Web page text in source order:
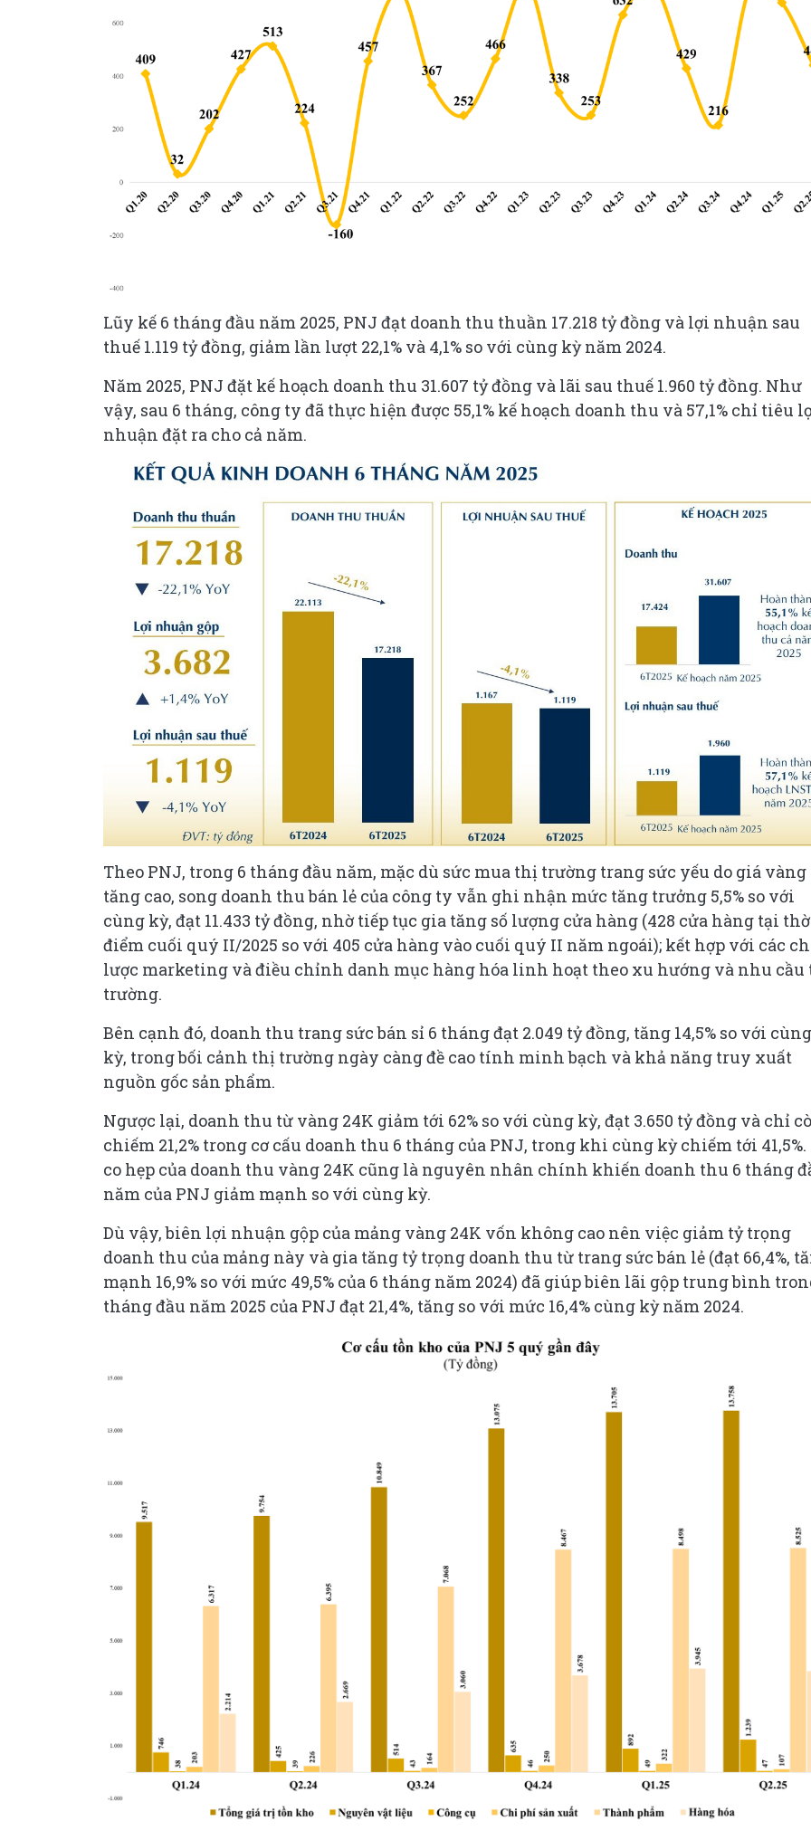
Lũy kế 6 tháng đầu năm 2025, PNJ đạt doanh thu thuần 17.218 tỷ đồng và lợi nhuận sau
thuế 1.119 tỷ đồng, giảm lần lượt 22,1% và 4,1% so với cùng kỳ năm 2024.
Năm 2025, PNJ đặt kế hoạch doanh thu 31.607 tỷ đồng và lãi sau thuế 1.960 tỷ đồng. Như
vậy, sau 6 tháng, công ty đã thực hiện được 55,1% kế hoạch doanh thu và 57,1% chỉ tiêu
nhuận đặt ra cho cả năm.
Theo PNJ, trong 6 tháng đầu năm, mặc dù sức mua thị trường trang sức yếu do giá vàng
tăng cao, song doanh thu bán lẻ của công ty vẫn ghi nhận mức tăng trưởng 5,5% so với
cùng kỳ, đạt 11.433 tỷ đồng, nhờ tiếp tục gia tăng số lượng cửa hàng (428 cửa hàng tại
điểm cuối quý II/2025 so với 405 cửa hàng vào cuối quý II năm ngoái); kết hợp với các
lược marketing và điều chỉnh danh mục hàng hóa linh hoạt theo xu hướng và nhu cầu
trường.
Bên cạnh đó, doanh thu trang sức bán sỉ 6 tháng đạt 2.049 tỷ đồng, tăng 14,5% so với cùng
kỳ, trong bối cảnh thị trường ngày càng đề cao tính minh bạch và khả năng truy xuất
nguồn gốc sản phẩm.
Ngược lại, doanh thu từ vàng 24K giảm tới 62% so với cùng kỳ, đạt 3.650 tỷ đồng và chỉ
chiếm 21,2% trong cơ cấu doanh thu 6 tháng của PNJ, trong khi cùng kỳ chiếm tới 41,5%.
co hẹp của doanh thu vàng 24K cũng là nguyên nhân chính khiến doanh thu 6 tháng
năm của PNJ giảm mạnh so với cùng kỳ.
Dù vậy, biên lợi nhuận gộp của mảng vàng 24K vốn không cao nên việc giảm tỷ trọng
doanh thu của mảng này và gia tăng tỷ trọng doanh thu từ trang sức bán lẻ (đạt 66,4%,
mạnh 16,9% so với mức 49,5% của 6 tháng năm 2024) đã giúp biên lãi gộp trung bình
tháng đầu năm 2025 của PNJ đạt 21,4%, tăng so với mức 16,4% cùng kỳ năm 2024.